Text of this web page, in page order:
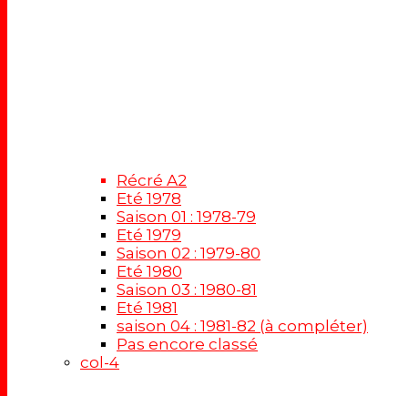
Récré A2
Eté 1978
Saison 01 : 1978-79
Eté 1979
Saison 02 : 1979-80
Eté 1980
Saison 03 : 1980-81
Eté 1981
saison 04 : 1981-82 (à compléter)
Pas encore classé
col-4